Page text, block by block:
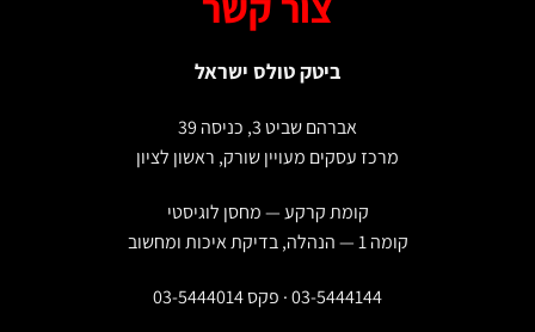
ביטק טולס ישראל
אברהם שביט 3, כניסה 39
מרכז עסקים מעויין שורק, ראשון לציון
קומת קרקע — מחסן לוגיסטי
03-5444144 · פקס 03-5444014